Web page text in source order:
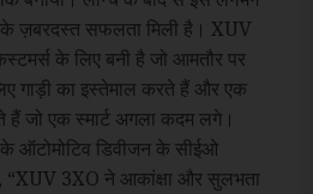
ज़बरदस्त सफलता मिली है। XUV
के लिए बनी है जो आमतौर पर
गाड़ी का इस्तेमाल करते हैं और एक
हैं जो एक स्मार्ट अगला कदम लगे।
के ऑटोमोटिव डिवीजन के सीईओ
“XUV 3XO ने आकांक्षा और सुलभता